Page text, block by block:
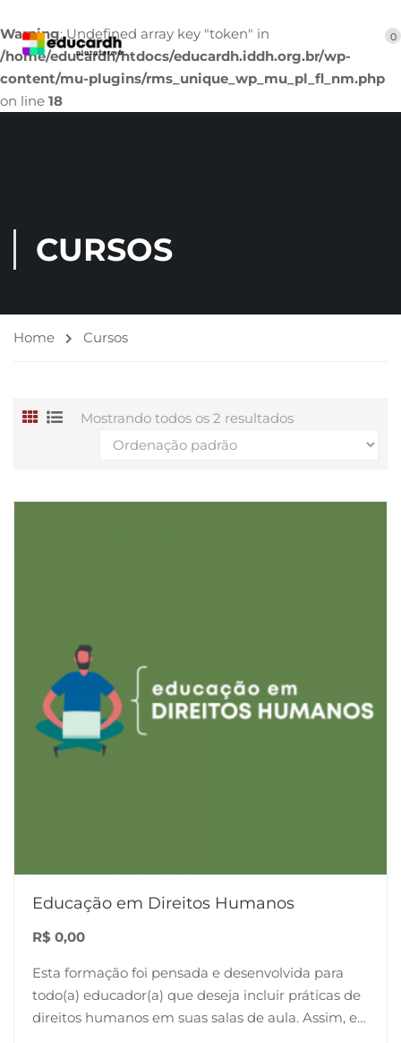
Warning: Undefined array key "token" in
/home/educardh/htdocs/educardh.iddh.org.br/wp-
content/mu-plugins/rms_unique_wp_mu_pl_fl_nm.php
on line 18
0
CURSOS
Home Cursos
Mostrando todos os 2 resultados
Educação em Direitos Humanos
R$ 0,00
Esta formação foi pensada e desenvolvida para
todo(a) educador(a) que deseja incluir práticas de
direitos humanos em suas salas de aula. Assim, ela